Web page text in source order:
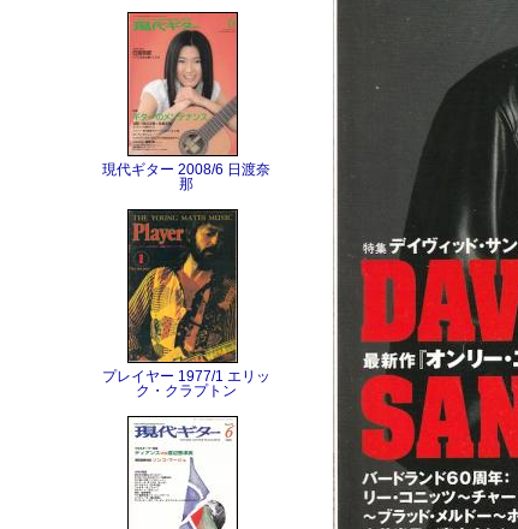
現代ギター 2008/6 日渡奈
那
プレイヤー 1977/1 エリッ
ク・クラプトン